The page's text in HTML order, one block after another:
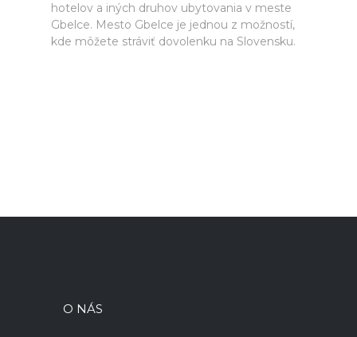
hotelov a iných druhov ubytovania v meste
Gbelce. Mesto Gbelce je jednou z možností,
kde môžete stráviť dovolenku na Slovensku.
O NÁS